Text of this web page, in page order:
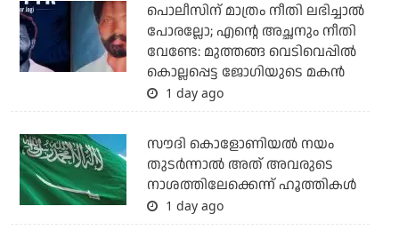
പൊലീസിന് മാത്രം നീതി ലഭിച്ചാല്‍
പോരല്ലോ; എന്റെ അച്ഛനും നീതി
വേണ്ടേ: മുത്തങ്ങ വെടിവെപ്പില്‍
കൊല്ലപ്പെട്ട ജോഗിയുടെ മകന്‍
1 day ago
സൗദി കൊളോണിയല്‍ നയം
തുടര്‍ന്നാല്‍ അത് അവരുടെ
നാശത്തിലേക്കെന്ന് ഹൂത്തികള്‍
1 day ago